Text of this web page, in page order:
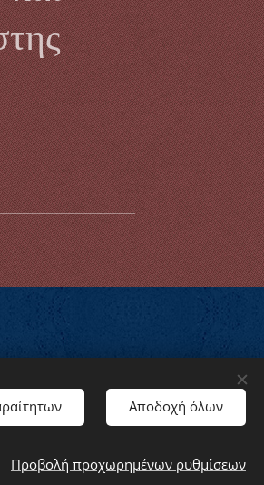
Γλώσσες
English
Ελληνικά
Αποδοχή όλων
Προβολή προχωρημένων ρυθμίσεων